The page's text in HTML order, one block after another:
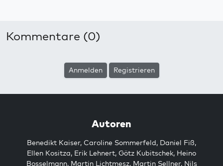
Kommentare (0)
Anmelden Registrieren
Autoren
Benedikt Kaiser, Caroline Sommerfeld, Daniel Fiß,
Ellen Kositza, Erik Lehnert, Götz Kubitschek, Heino
Bosselmann, Martin Lichtmesz, Martin Sellner, Nils